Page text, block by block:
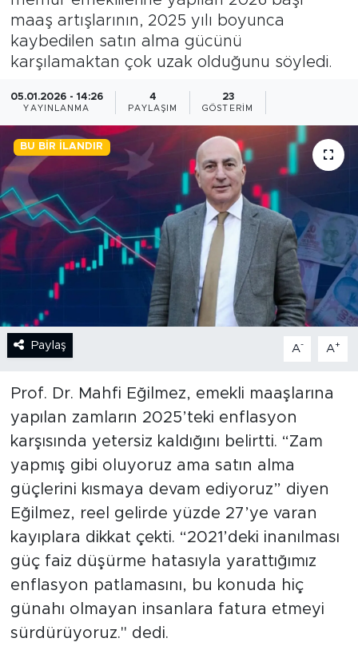
maaş artışlarının, 2025 yılı boyunca
kaybedilen satın alma gücünü
karşılamaktan çok uzak olduğunu söyledi.
05.01.2026 - 14:26
YAYINLANMA
4
PAYLAŞIM
23
GÖSTERIM
BU BIR İLANDIR
Paylaş A- A+
Prof. Dr. Mahfi Eğilmez, emekli maaşlarına
yapılan zamların 2025’teki enflasyon
karşısında yetersiz kaldığını belirtti. “Zam
yapmış gibi oluyoruz ama satın alma
güçlerini kısmaya devam ediyoruz” diyen
Eğilmez, reel gelirde yüzde 27’ye varan
kayıplara dikkat çekti. “2021’deki inanılması
güç faiz düşürme hatasıyla yarattığımız
enflasyon patlamasını, bu konuda hiç
günahı olmayan insanlara fatura etmeyi
sürdürüyoruz." dedi.
KARİKATÜR
BİLİM-TEKNOLOJİ
RÖPÖRTAJ
ANALİZ
NOSTALJİ
KULİS
YAZARLAR
DİNİ
EKONOMİ
SPOR
KÜLTÜR SANAT
YAŞAM
TARİHTEN GÜNÜMÜZE
Son Dakika Haberleri
Haber Arşivi